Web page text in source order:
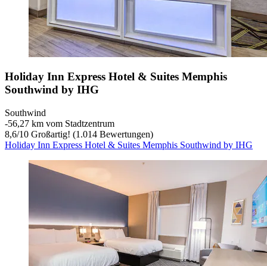
Holiday Inn Express Hotel & Suites Memphis
Southwind by IHG
Southwind
‐56,27 km vom Stadtzentrum
8,6/10 Großartig! (1.014 Bewertungen)
Holiday Inn Express Hotel & Suites Memphis Southwind by IHG